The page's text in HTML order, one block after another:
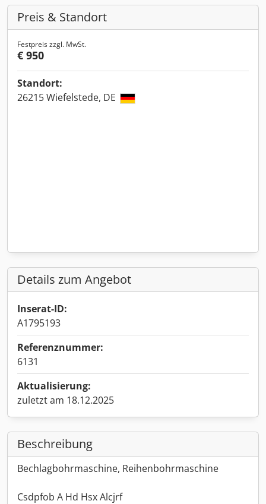
Preis & Standort
Festpreis zzgl. MwSt.
€ 950
Standort:
26215 Wiefelstede, DE
Details zum Angebot
Inserat-ID:
A1795193
Referenznummer:
6131
Aktualisierung:
zuletzt am 18.12.2025
Beschreibung
Bechlagbohrmaschine, Reihenbohrmaschine
Csdpfob A Hd Hsx Alcjrf